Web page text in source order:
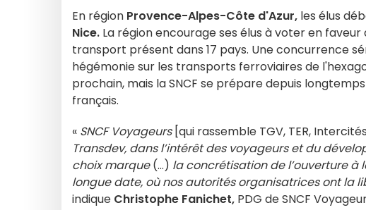
En région Provence-Alpes-Côte d'Azur, les élus
Nice. La région encourage ses élus à voter en faveur
transport présent dans 17 pays. Une concurrence
hégémonie sur les transports ferroviaires de
prochain, mais la SNCF se prépare depuis
français.
« SNCF Voyageurs [qui rassemble TGV, TER,
Transdev, dans l’intérêt des voyageurs et du
choix marque(…) la concrétisation de l’ouverture
longue date, où nos autorités organisatrices ont la
indique Christophe Fanichet, PDG de SNCF